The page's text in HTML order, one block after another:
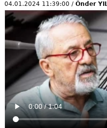
04.01.2024 11:39:00 / Önder